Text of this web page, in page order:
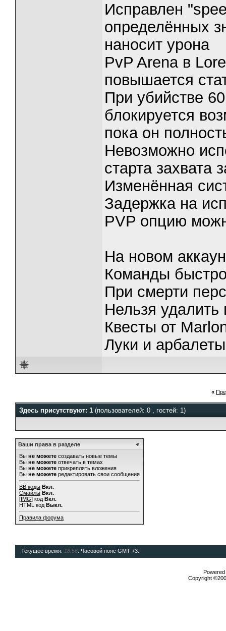
Исправлен
определённых
наносит урона
PvP Arena в
повышается
При убийстве
блокируется
пока он
Невозможно
старта захвата
Изменённая
Задержка на
PVP опцию
На новом
Команды
При смерти
Нельзя
Квесты от
Луки и
«
Здесь присутствуют: 1 (пользователей: 0 , гостей: 1)
Ваши права в разделе
Вы не можете создавать новые темы
Вы не можете отвечать в темах
Вы не можете прикреплять вложения
Вы не можете редактировать свои сообщения
BB коды Вкл.
Смайлы Вкл.
[IMG] код Вкл.
HTML код Выкл.
Правила форума
Текущее время: 18:56 . Часовой пояс GMT +3.
Copyright